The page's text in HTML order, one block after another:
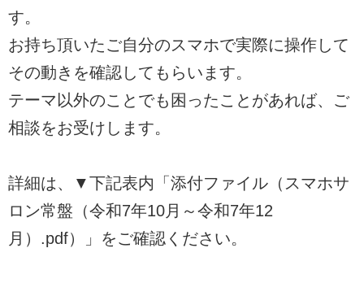
す。
お持ち頂いたご自分のスマホで実際に操作して
その動きを確認してもらいます。
テーマ以外のことでも困ったことがあれば、ご
相談をお受けします。
詳細は、▼下記表内「添付ファイル（スマホサ
ロン常盤（令和7年10月～令和7年12
月）.pdf）」をご確認ください。